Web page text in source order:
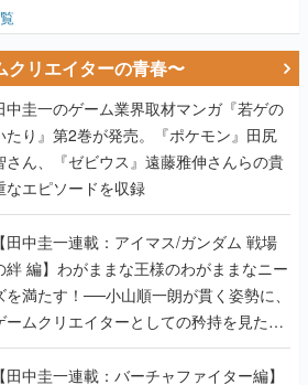
中圭一のゲーム業界取材マンガ『若ゲの
たり』第2巻が発売。『ポケモン』田尻
さん、『ゼビウス』遠藤雅伸さんらの貴
なエピソードを収録
田中圭一連載：アイマス/ガンダム 戦場
絆 編】わがままな王様のわがままなニー
を満たす！──小山順一朗が貫く姿勢に、
ゲームクリエイターとしての矜持を見た
若ゲのいたり最終回】
田中圭一連載：バーチャファイター編】
新しい3D表現のために、軍事技術を採り
れたい」世界情勢を味方につけて、ゲー
ムに革命をもたらした鈴木 裕の功績【若ゲ